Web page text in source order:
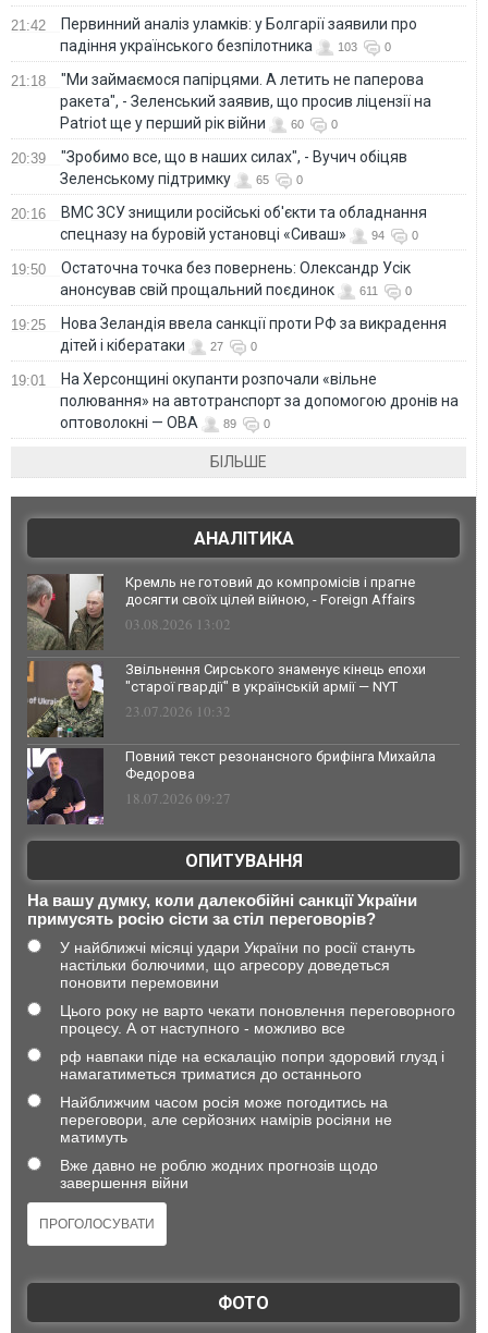
21:42
Первинний аналіз уламків: у Болгарії заявили про
падіння українського безпілотника
103 0
21:18
"Ми займаємося папірцями. А летить не паперова
ракета", - Зеленський заявив, що просив ліцензії на
Patriot ще у перший рік війни
60 0
20:39
"Зробимо все, що в наших силах", - Вучич обіцяв
Зеленському підтримку
65 0
20:16
ВМС ЗСУ знищили російські об'єкти та обладнання
спецназу на буровій установці «Сиваш»
94 0
19:50
Остаточна точка без повернень: Олександр Усік
анонсував свій прощальний поєдинок
611 0
19:25
Нова Зеландія ввела санкції проти РФ за викрадення
дітей і кібератаки
27 0
19:01
На Херсонщині окупанти розпочали «вільне
полювання» на автотранспорт за допомогою дронів на
оптоволокні — ОВА
89 0
БІЛЬШЕ
АНАЛІТИКА
Кремль не готовий до компромісів і прагне
досягти своїх цілей війною, - Foreign Affairs
03.08.2026 13:02
Звільнення Сирського знаменує кінець епохи
"старої гвардії" в українській армії — NYT
23.07.2026 10:32
Повний текст резонансного брифінга Михайла
Федорова
18.07.2026 09:27
ОПИТУВАННЯ
На вашу думку, коли далекобійні санкції України
примусять росію сісти за стіл переговорів?
У найближчі місяці удари України по росії стануть
настільки болючими, що агресору доведеться
поновити перемовини
Цього року не варто чекати поновлення переговорного
процесу. А от наступного - можливо все
рф навпаки піде на ескалацію попри здоровий глузд і
намагатиметься триматися до останнього
Найближчим часом росія може погодитись на
переговори, але серйозних намірів росіяни не
матимуть
Вже давно не роблю жодних прогнозів щодо
завершення війни
ФОТО